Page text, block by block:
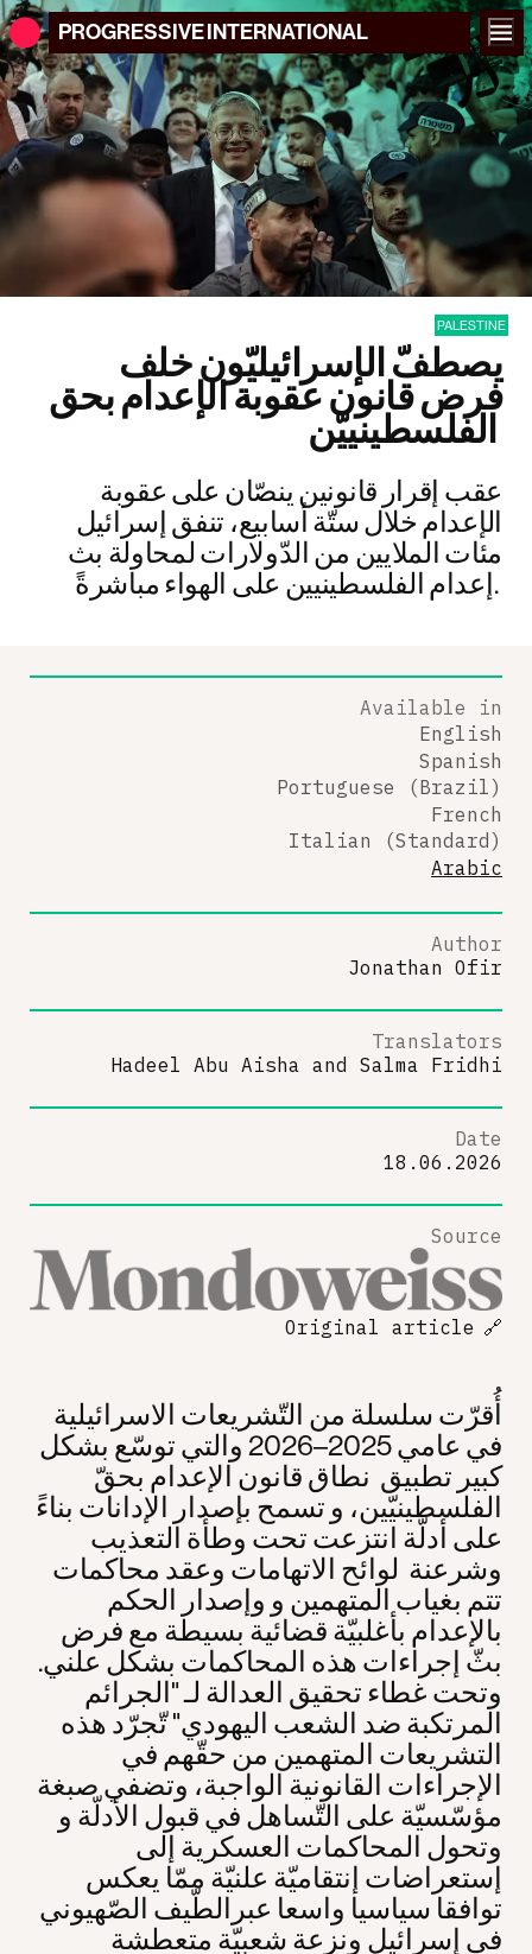
PROGRESSIVEINTERNATIONAL
PALESTINE
يصطفّ الإسرائيليّون خلف
فرض قانون عقوبة الإعدام بحق
عقب إقرار قانونين ينصّان على عقوبة
الإعدام خلال ستّة أسابيع، تنفق إسرائيل
مئات الملايين من الدّولارات لمحاولة بث
إعدام الفلسطينيين على الهواء مباشرةً.
أُقرّت سلسلة من التّشريعات الاسرائيلية
في عامي 2025–2026 والتي توسّع بشكل
كبير تطبيق نطاق قانون الإعدام بحقّ
الفلسطينيّين، و تسمح بإصدار الإدانات بناءً
على أدلّة انتزعت تحت وطأة التعذيب
وشرعنة لوائح الاتهامات وعقد محاكمات
تتم بغياب المتهمين و وإصدار الحكم
بالإعدام بأغلبيّة قضائية بسيطة مع فرض
بثّ إجراءات هذه المحاكمات بشكل علني.
وتحت غطاء تحقيق العدالة لـ "الجرائم
المرتكبة ضد الشعب اليهودي" تّجرّد هذه
التشريعات المتهمين من حقّهم في
الإجراءات القانونية الواجبة، وتضفي صبغة
مؤسّسيّة على التّساهل في قبول الأدلّة و
وتحول المحاكمات العسكرية إلى
إستعراضات إنتقاميّة علنيّة ممّا يعكس
توافقا سياسيا واسعا عبرالطّيف الصّهيوني
في إسرائيل ونزعة شعبيّة متعطشة
Available in
English
Spanish
Portuguese (Brazil)
French
Italian (Standard)
Arabic
Author
Jonathan Ofir
Translators
Hadeel Abu Aisha and Salma Fridhi
Date
18.06.2026
Source
Original article 🔗